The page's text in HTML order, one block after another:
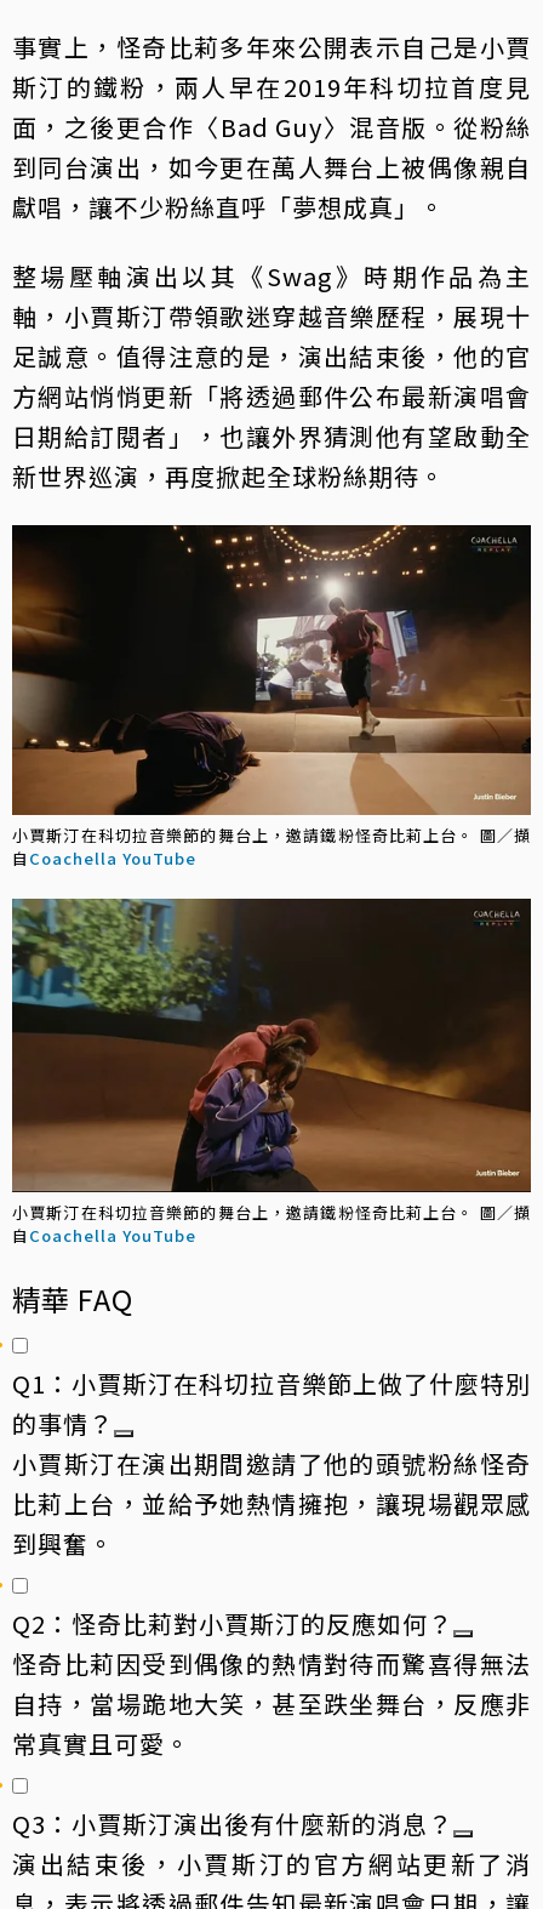
事實上，怪奇比莉多年來公開表示自己是小賈
斯汀的鐵粉，兩人早在2019年科切拉首度見
面，之後更合作〈Bad Guy〉混音版。從粉絲
到同台演出，如今更在萬人舞台上被偶像親自
獻唱，讓不少粉絲直呼「夢想成真」。
整場壓軸演出以其《Swag》時期作品為主
軸，小賈斯汀帶領歌迷穿越音樂歷程，展現十
足誠意。值得注意的是，演出結束後，他的官
方網站悄悄更新「將透過郵件公布最新演唱會
日期給訂閱者」，也讓外界猜測他有望啟動全
新世界巡演，再度掀起全球粉絲期待。
小賈斯汀在科切拉音樂節的舞台上，邀請鐵粉怪奇比莉上台。 圖／擷
自 Coachella YouTube
小賈斯汀在科切拉音樂節的舞台上，邀請鐵粉怪奇比莉上台。 圖／擷
自 Coachella YouTube
精華 FAQ
Q1：小賈斯汀在科切拉音樂節上做了什麼特別
的事情？
小賈斯汀在演出期間邀請了他的頭號粉絲怪奇
比莉上台，並給予她熱情擁抱，讓現場觀眾感
到興奮。
Q2：怪奇比莉對小賈斯汀的反應如何？
怪奇比莉因受到偶像的熱情對待而驚喜得無法
自持，當場跪地大笑，甚至跌坐舞台，反應非
常真實且可愛。
Q3：小賈斯汀演出後有什麼新的消息？
演出結束後，小賈斯汀的官方網站更新了消